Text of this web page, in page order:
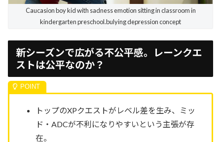
Caucasion boy kid with sadness emotion sitting in classroom in
kindergarten preschool.bulying depression concept
新シーズンで広がる不公平感。レーンクエ
ストは公平なのか？
トップのXPクエストがレベル差を生み、ミッ
ド・ADCが不利になりやすいという主張が存
在。